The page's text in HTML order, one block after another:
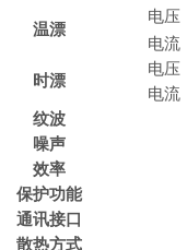
温漂
电压
电流
时漂
电压
电流
纹波
噪声
效率
保护功能
通讯接口
散热方式